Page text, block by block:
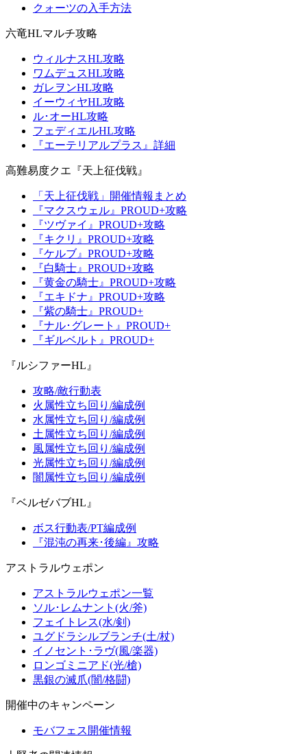
クォーツの入手方法
六竜HLマルチ攻略
ウィルナスHL攻略
ワムデュスHL攻略
ガレヲンHL攻略
イーウィヤHL攻略
ル･オーHL攻略
フェディエルHL攻略
『エーテリアルプラス』詳細
高難易度クエ『天上征伐戦』
「天上征伐戦」開催情報まとめ
『マクスウェル』PROUD+攻略
『ツヴァイ』PROUD+攻略
『キクリ』PROUD+攻略
『ケルブ』PROUD+攻略
『白騎士』PROUD+攻略
『黄金の騎士』PROUD+攻略
『エキドナ』PROUD+攻略
『紫の騎士』PROUD+
『ナル･グレート』PROUD+
『ギルベルト』PROUD+
『ルシファーHL』
攻略/敵行動表
火属性立ち回り/編成例
水属性立ち回り/編成例
土属性立ち回り/編成例
風属性立ち回り/編成例
光属性立ち回り/編成例
闇属性立ち回り/編成例
『ベルゼバブHL』
ボス行動表/PT編成例
『混沌の再来･後編』攻略
アストラルウェポン
アストラルウェポン一覧
ソル･レムナント(火/斧)
フェイトレス(水/剣)
ユグドラシルブランチ(土/杖)
イノセント･ラヴ(風/楽器)
ロンゴミニアド(光/槍)
黒銀の滅爪(闇/格闘)
開催中のキャンペーン
モバフェス開催情報